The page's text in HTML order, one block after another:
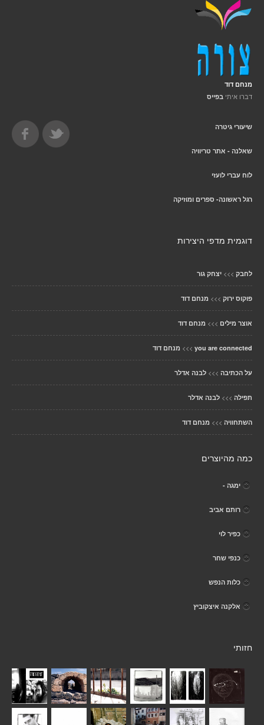
מנחם דוד
דברו איתי בפייס
שיעורי גיטרה
שאלנה - אתר טריוויה
לוח עברי לועזי
רגל ראשונה- ספרים ומוזיקה
דוגמית מדפי היצירות
לחבק >>> יצחק גור
פוקוס ירוק >>> מנחם דוד
אוצר מילים >>> מנחם דוד
you are connected
>>> מנחם דוד
על הכתיבה >>> לבנה אדלר
תפילה >>> לבנה אדלר
השתחוויה >>> מנחם דוד
כמה מהיוצרים
ימגה -
רותם אביב
כפיר לוי
כנפי שחר
כלות הנפש
אלקנה איצקוביץ
חזותי